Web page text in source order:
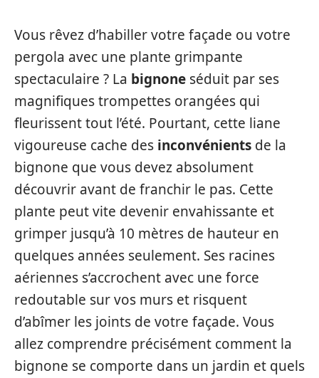
Vous rêvez d’habiller votre façade ou votre
pergola avec une plante grimpante
spectaculaire ? La bignone séduit par ses
magnifiques trompettes orangées qui
fleurissent tout l’été. Pourtant, cette liane
vigoureuse cache des inconvénients de la
bignone que vous devez absolument
découvrir avant de franchir le pas. Cette
plante peut vite devenir envahissante et
grimper jusqu’à 10 mètres de hauteur en
quelques années seulement. Ses racines
aériennes s’accrochent avec une force
redoutable sur vos murs et risquent
d’abîmer les joints de votre façade. Vous
allez comprendre précisément comment la
bignone se comporte dans un jardin et quels